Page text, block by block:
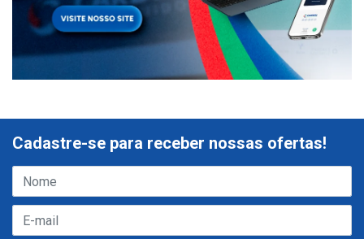
Cadastre-se para receber nossas ofertas!